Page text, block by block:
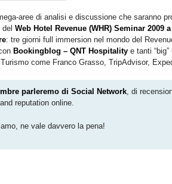
aree di analisi e discussione che saranno
Web Hotel Revenue (WHR) Seminar 2009
: tre giorni full immersion nel mondo del
Bookingblog – QNT Hospitality e tanti
come Franco Grasso, TripAdvisor,
parleremo di Social Network, di
reputation online.
ne vale davvero la pena!